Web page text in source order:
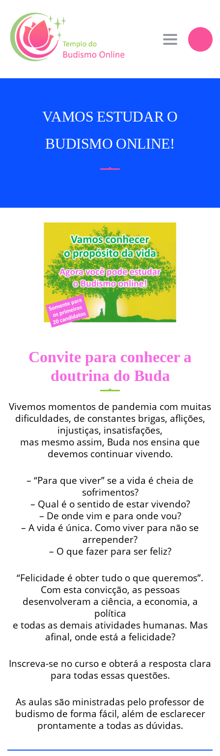
Toggle
VAMOS ESTUDAR O
BUDISMO ONLINE!
Convite para conhecer a
doutrina do Buda
Vivemos momentos de pandemia com muitas
dificuldades, de constantes brigas, aflições,
injustiças, insatisfações,
mas mesmo assim, Buda nos ensina que
devemos continuar vivendo.
– “Para que viver” se a vida é cheia de
sofrimentos?
– Qual é o sentido de estar vivendo?
– De onde vim e para onde vou?
– A vida é única. Como viver para não se
arrepender?
– O que fazer para ser feliz?
“Felicidade é obter tudo o que queremos”.
Com esta convicção, as pessoas
desenvolveram a ciência, a economia, a
política
e todas as demais atividades humanas. Mas
afinal, onde está a felicidade?
Inscreva-se no curso e obterá a resposta clara
para todas essas questões.
As aulas são ministradas pelo professor de
budismo de forma fácil, além de esclarecer
prontamente a todas as dúvidas.